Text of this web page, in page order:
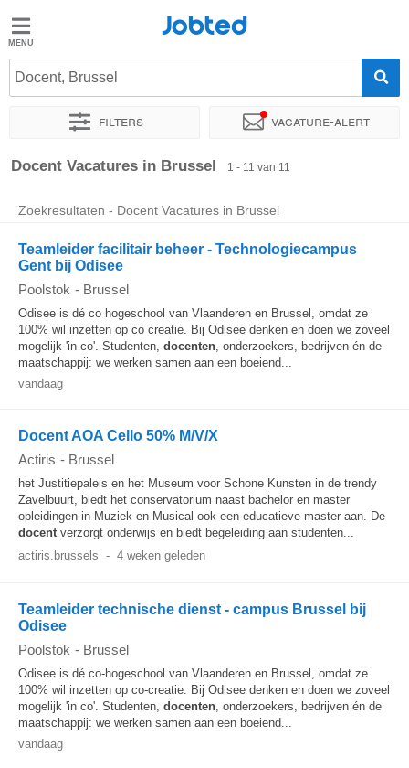
Jobted
Taal
Jobted
Docent, Brussel
Filters Vacature-alert
Sorteer op Exacte locatie Bedrijf Soort dienstverband
Docent Vacatures in Brussel 1 - 11 van 11
Zoekresultaten - Docent Vacatures in Brussel
Teamleider facilitair beheer - Technologiecampus
Gent bij Odisee
Poolstok - Brussel
Odisee is dé co hogeschool van Vlaanderen en Brussel, omdat ze
100% wil inzetten op co creatie. Bij Odisee denken en doen we zoveel
mogelijk 'in co'. Studenten, docenten, onderzoekers, bedrijven én de
maatschappij: we werken samen aan een boeiend...
vandaag
Docent AOA Cello 50% M/V/X
Actiris - Brussel
het Justitiepaleis en het Museum voor Schone Kunsten in de trendy
Zavelbuurt, biedt het conservatorium naast bachelor en master
opleidingen in Muziek en Musical ook een educatieve master aan. De
docentverzorgt onderwijs en biedt begeleiding aan studenten...
actiris.brussels - 4 weken geleden
Teamleider technische dienst - campus Brussel bij
Odisee
Poolstok - Brussel
Odisee is dé co-hogeschool van Vlaanderen en Brussel, omdat ze
100% wil inzetten op co-creatie. Bij Odisee denken en doen we zoveel
mogelijk 'in co'. Studenten, docenten, onderzoekers, bedrijven én de
maatschappij: we werken samen aan een boeiend...
vandaag